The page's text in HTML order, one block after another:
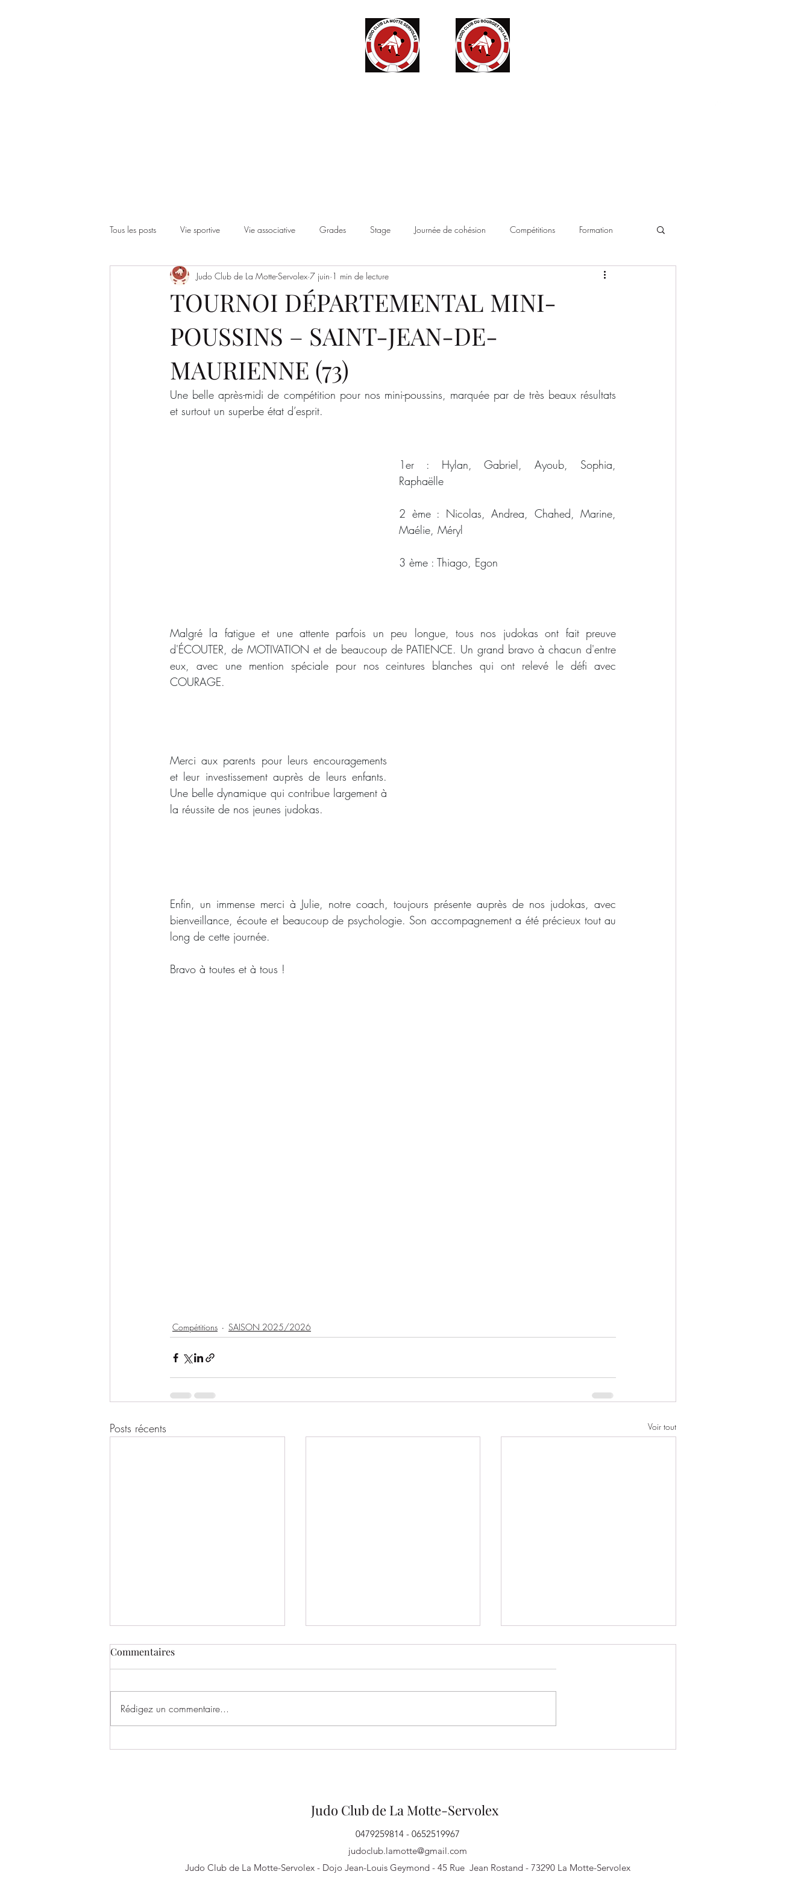
Tous les posts Vie sportive Vie associative Grades Stage Journée de cohésion Compétitions Formation
Evènement Saison 2022/2023 Entrainements Saison 2023/2024
SAISON 2026-2027
TOURNOI DÉPARTEMENTAL MINI-
POUSSINS – SAINT-JEAN-DE-
MAURIENNE (73)
Judo Club de La Motte-Servolex 7 juin 1 min de lecture
Une belle après-midi de compétition pour nos mini-poussins, marquée par de très beaux résultats
et surtout un superbe état d’esprit.
1er : Hylan, Gabriel, Ayoub, Sophia,
Raphaëlle
2 ème : Nicolas, Andrea, Chahed, Marine,
Maélie, Méryl
3 ème : Thiago, Egon
Malgré la fatigue et une attente parfois un peu longue, tous nos judokas ont fait preuve
d'ÉCOUTER, de MOTIVATION et de beaucoup de PATIENCE. Un grand bravo à chacun d'entre
eux, avec une mention spéciale pour nos ceintures blanches qui ont relevé le défi avec
COURAGE.
Merci aux parents pour leurs encouragements
et leur investissement auprès de leurs enfants.
Une belle dynamique qui contribue largement à
la réussite de nos jeunes judokas.
Enfin, un immense merci à Julie, notre coach, toujours présente auprès de nos judokas, avec
bienveillance, écoute et beaucoup de psychologie. Son accompagnement a été précieux tout au
long de cette journée.
Bravo à toutes et à tous !
Compétitions SAISON 2025/2026
Posts récents Voir tout
Commentaires
Rédigez un commentaire...
Judo Club de La Motte-Servolex
0479259814 - 0652519967
judoclub.lamotte@gmail.com
Judo Club de La Motte-Servolex - Dojo Jean-Louis Geymond - 45 Rue Jean Rostand - 73290 La Motte-Servolex